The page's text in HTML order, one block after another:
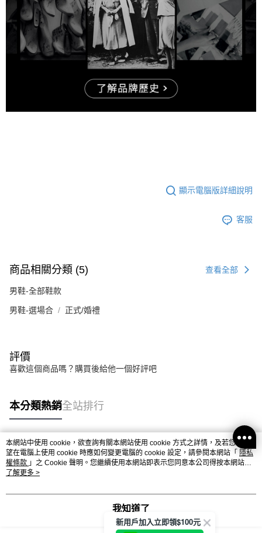
顯示電腦版詳細說明
客服
商品相關分類 (5) 查看全部
男鞋-全部鞋款
男鞋-選場合 正式/婚禮
評價
喜歡這個商品嗎？購買後給他一個好評吧
本分類熱銷全站排行
熱門標籤
本網站中使用 cookie，欲查詢有關本網站使用 cookie 方式之詳情，及若您不希
望在電腦上使用 cookie 時應如何變更電腦的 cookie 設定，請參閱本網站「 隱私
權條款 」之 Cookie 聲明。您繼續使用本網站即表示您同意本公司得按本網站使
用條款之 Cookie 聲明使用 cookie。
了解更多 >
我知道了
新用戶加入立即領$100元